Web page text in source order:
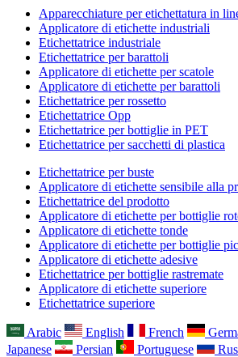
Apparecchiature per etichettatura in
Applicatore di etichette industriali
Etichettatrice industriale
Etichettatrice per barattoli
Applicatore di etichette per scatole
Applicatore di etichette per barattoli
Etichettatrice per rossetto
Etichettatrice Opp
Etichettatrice per bottiglie in PET
Etichettatrice per sacchetti di plastica
Etichettatrice per buste
Applicatore di etichette sensibile alla
Etichettatrice del prodotto
Applicatore di etichette per bottiglie
Applicatore di etichette tonde
Applicatore di etichette per bottiglie
Applicatore di etichette adesive
Etichettatrice per bottiglie rastremate
Applicatore di etichette superiore
Etichettatrice superiore
Arabic English French
Japanese
Persian Portuguese